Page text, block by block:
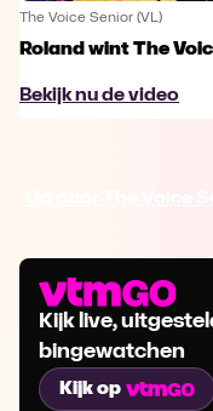
The Voice Senior (VL)
Roland wint The
Bekijk nu de video
Kijk live,
bingewatchen
Kijk op